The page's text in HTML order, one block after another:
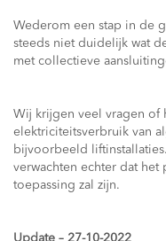
Wederom een stap in de
steeds niet duidelijk wat
met collectieve
Wij krijgen veel vragen
elektriciteitsverbruik van
bijvoorbeeld
verwachten echter dat
toepassing zal zijn.
Update – 27-10-2022